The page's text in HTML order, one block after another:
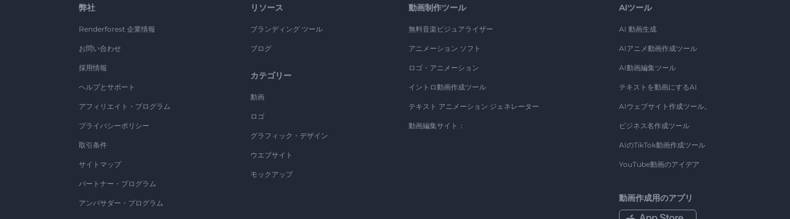
弊社
Renderforest 企業情報
お問い合わせ
採用情報
ヘルプとサポート
アフィリエイト・プログラム
プライバシーポリシー
取引条件
サイトマップ
パートナー・プログラム
アンバサダー・プログラム
リソース
ブランディング ツール
ブログ
カテゴリー
動画
ロゴ
グラフィック・デザイン
ウエブサイト
モックアップ
動画制作ツール
無料音楽ビジュアライザー
アニメーション ソフト
ロゴ・アニメーション
イントロ動画作成ツール
テキスト アニメーション ジェネレーター
動画編集サイト：
AIツール
AI 動画生成
AIアニメ動画作成ツール
AI動画編集ツール
テキストを動画にするAI
AIウェブサイト作成ツール。
ビジネス名作成ツール
AIのTikTok動画作成ツール
YouTube動画のアイデア
動画作成用のアプリ